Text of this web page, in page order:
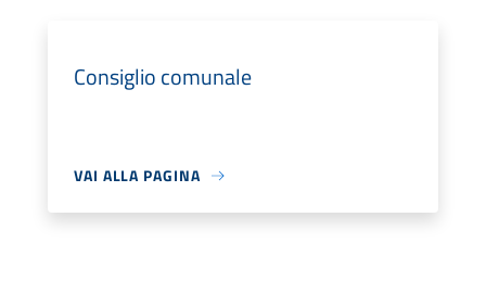
Consiglio comunale
VAI ALLA PAGINA